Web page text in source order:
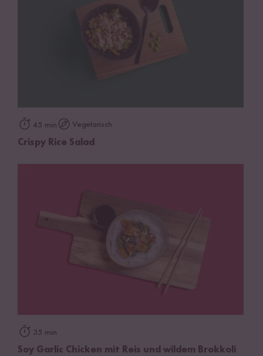
45 min Vegetarisch
Crispy Rice Salad
35 min
Soy Garlic Chicken mit Reis und wildem Brokkoli